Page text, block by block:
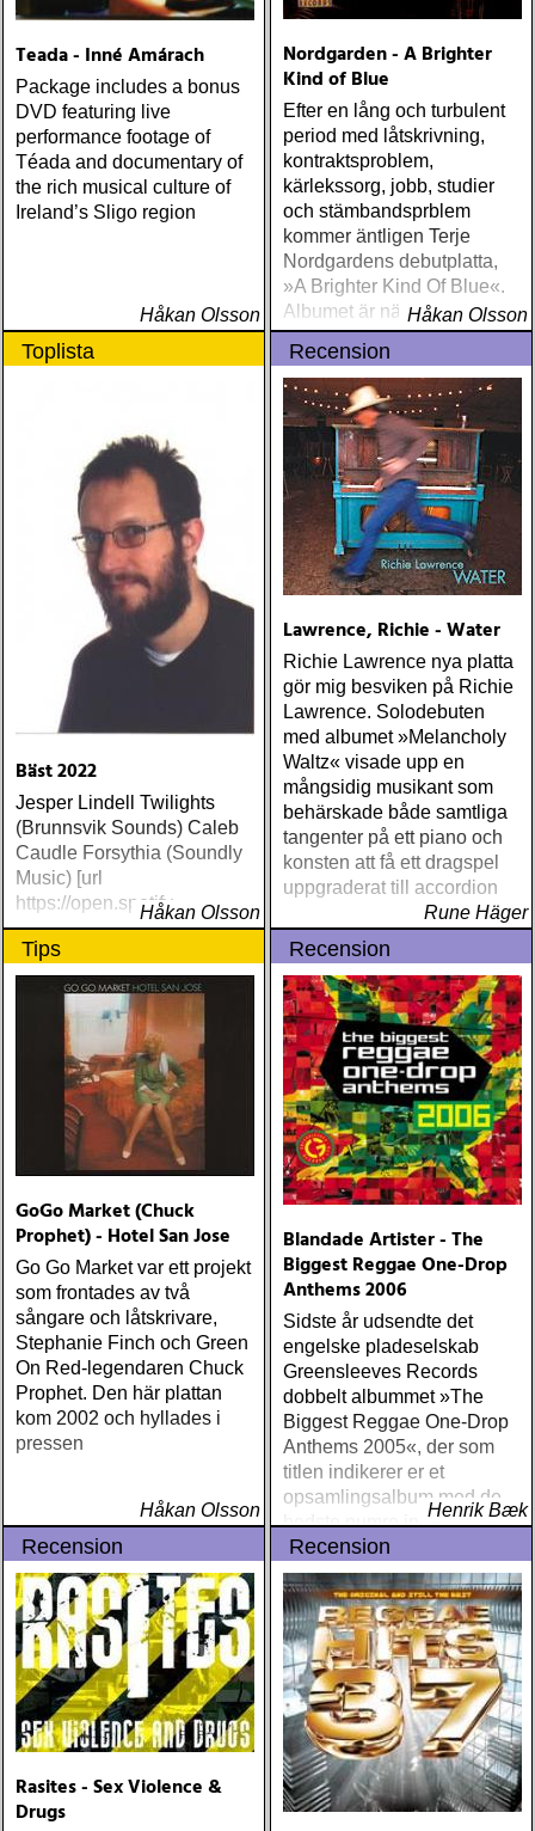
Teada - Inné Amárach
Package includes a bonus
DVD featuring live
performance footage of
Téada and documentary of
the rich musical culture of
Ireland’s Sligo region
Håkan Olsson
Nordgarden - A Brighter
Kind of Blue
Efter en lång och turbulent
period med låtskrivning,
kontraktsproblem,
kärlekssorg, jobb, studier
och stämbandsprblem
kommer äntligen Terje
Nordgardens debutplatta,
»A Brighter Kind Of Blue«.
Albumet är nära, enkelt och
ärligt och handlar om
upplevelser och historier
från en ung mans liv
Håkan Olsson
Toplista
Bäst 2022
Jesper Lindell Twilights
(Brunnsvik Sounds) Caleb
Caudle Forsythia (Soundly
Music) [url
https://open.spotifyHåkan Olsson
Recension
Lawrence, Richie - Water
Richie Lawrence nya platta
gör mig besviken på Richie
Lawrence. Solodebuten
med albumet »Melancholy
Waltz« visade upp en
mångsidig musikant som
behärskade både samtliga
tangenter på ett piano och
konsten att få ett dragspel
uppgraderat till accordion
Rune Häger
Tips
GoGo Market (Chuck
Prophet) - Hotel San Jose
Go Go Market var ett projekt
som frontades av två
sångare och låtskrivare,
Stephanie Finch och Green
On Red-legendaren Chuck
Prophet. Den här plattan
kom 2002 och hyllades i
pressen
Håkan Olsson
Recension
Blandade Artister - The
Biggest Reggae One-Drop
Anthems 2006
Sidste år udsendte det
engelske pladeselskab
Greensleeves Records
dobbelt albummet »The
Biggest Reggae One-Drop
Anthems 2005«, der som
titlen indikerer er et
opsamlingsalbum med de
bedste numre indenfor den
populære reggaestil kaldet
one-drop
Henrik Bæk
Recension
Rasites - Sex Violence &
Drugs
Recension